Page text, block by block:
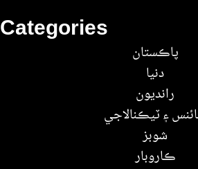
Categories
پاڪستان
دنيا
رانديون
۽ ٽيڪنالاجي
شوبز
ڪاروبار